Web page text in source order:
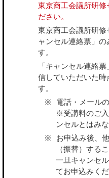
東京商工会議所研修
ださい。
東京商工会議所研
ャンセル連絡票」
す。
「キャンセル連絡
信していただいた時
す。
電話・メール
※受講料のご
ンセルとはみ
お申込み後、
（振替）する
一旦キャンセ
てお申込みくだ